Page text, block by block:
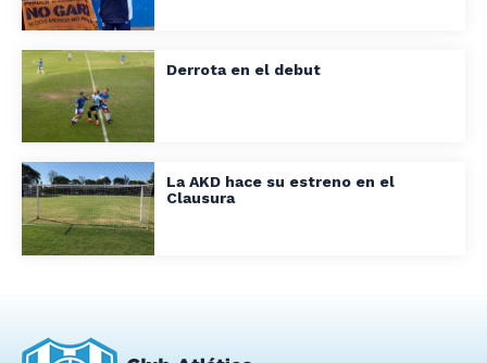
Derrota en el debut
La AKD hace su estreno en el
Clausura